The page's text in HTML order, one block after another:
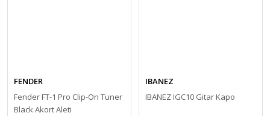
FENDER
Fender FT-1 Pro Clip-On Tuner
Black Akort Aleti
IBANEZ
IBANEZ IGC10 Gitar Kapo